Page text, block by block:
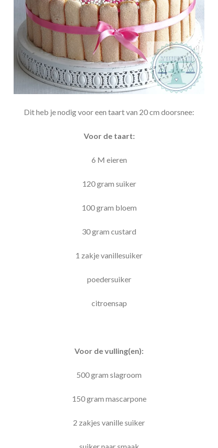
Dit heb je nodig voor een taart van 20 cm doorsnee:
Voor de taart:
6 M eieren
120 gram suiker
100 gram bloem
30 gram custard
1 zakje vanillesuiker
poedersuiker
citroensap
Voor de vulling(en):
500 gram slagroom
150 gram mascarpone
2 zakjes vanille suiker